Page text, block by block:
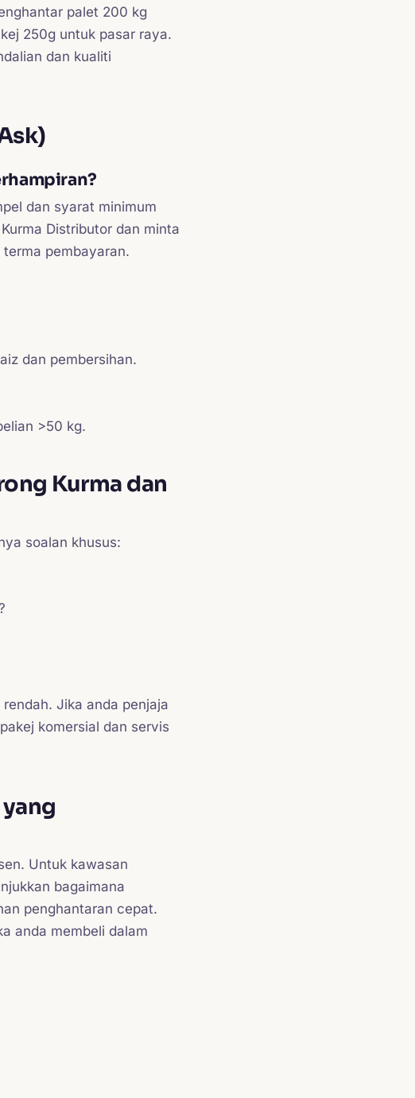
palet 200 kg
250g untuk pasar raya.
dan kualiti
dan syarat minimum
Distributor dan minta
pembayaran.
dan pembersihan.
>50 kg.
Kurma dan
soalan khusus:
Jika anda penjaja
komersial dan servis
Untuk kawasan
bagaimana
penghantaran cepat.
anda membeli dalam